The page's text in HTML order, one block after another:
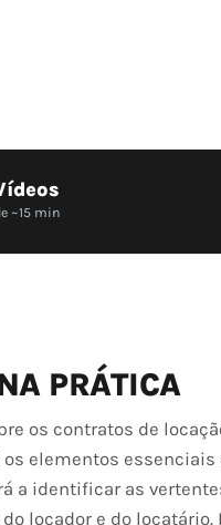
~15 min
PRÁTICA
os contratos de
elementos
a identificar as
locador e do